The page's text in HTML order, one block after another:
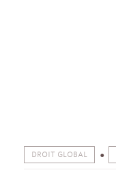
DROIT GLOBAL